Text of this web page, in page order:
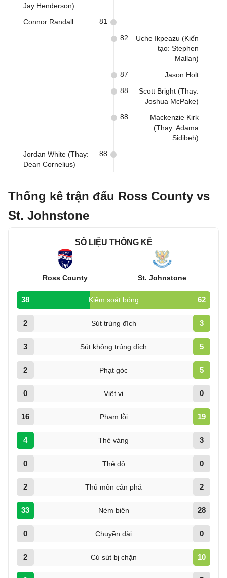
Jay Henderson)
Connor Randall 81
Uche Ikpeazu (Kiến
tạo: Stephen
Mallan)
82
Jason Holt
87
Scott Bright (Thay:
Joshua McPake)
88
Mackenzie Kirk
(Thay: Adama
Sidibeh)
88
Jordan White (Thay:
Dean Cornelius)
88
Thống kê trận đấu Ross County vs
St. Johnstone
SỐ LIỆU THỐNG KÊ
Ross County St. Johnstone
38 Kiểm soát bóng 62
2 Sút trúng đích 3
3 Sút không trúng đích 5
2 Phạt góc 5
0 Việt vị 0
16 Phạm lỗi 19
4 Thẻ vàng 3
0 Thẻ đỏ 0
2 Thủ môn cản phá 2
33 Ném biên 28
0 Chuyền dài 0
2 Cú sút bị chặn 10